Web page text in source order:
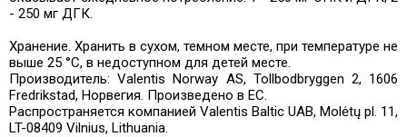
- 250 мг ДГК.
Хранение. Хранить в сухом, темном месте, при температуре не
выше 25 °C, в недоступном для детей месте.
Производитель: Valentis Norway AS, Tollbodbryggen 2, 1606
Fredrikstad, Норвегия. Произведено в ЕС.
Распространяется компанией Valentis Baltic UAB, Molėtų pl. 11,
LT-08409 Vilnius, Lithuania.